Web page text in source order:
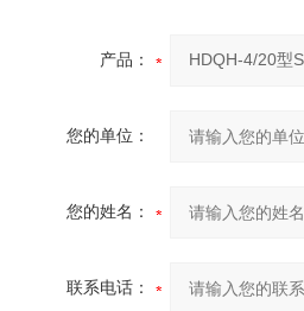
产品：
您的单位：
您的姓名：
联系电话：